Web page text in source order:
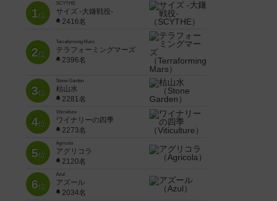
1位
SCYTHE
サイズ -大鎌戦役-
2416名
2位
Terraforming Mars
テラフォーミングマーズ
2396名
3位
Stone Garden
枯山水
2281名
4位
Viticulture
ワイナリーの四季
2273名
5位
Agricola
アグリコラ
2120名
6位
Azul
アズール
2034名